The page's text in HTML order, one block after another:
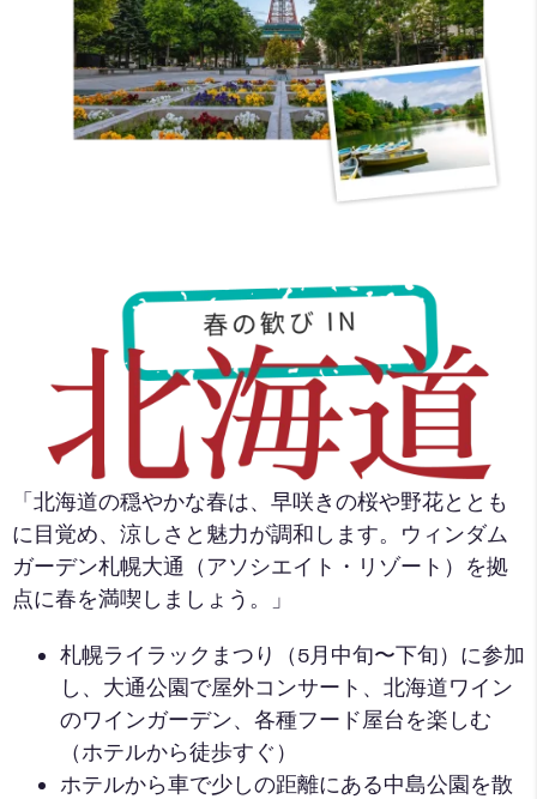
「北海道の穏やかな春は、早咲きの桜や野花ととも
に目覚め、涼しさと魅力が調和します。ウィンダム
ガーデン札幌大通（アソシエイト・リゾート）を拠
点に春を満喫しましょう。」
札幌ライラックまつり（5月中旬〜下旬）に参加
し、大通公園で屋外コンサート、北海道ワイン
のワインガーデン、各種フード屋台を楽しむ
（ホテルから徒歩すぐ）
ホテルから車で少しの距離にある中島公園を散